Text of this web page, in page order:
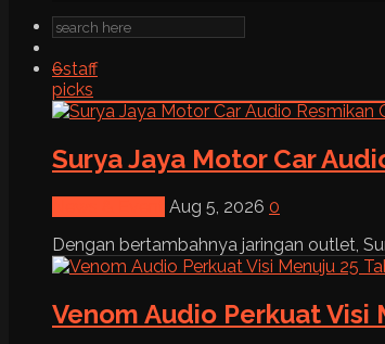
6staff
picks
Surya Jaya Motor Car
Aug 5, 2026 0
Dengan bertambahnya jaringan outlet,
Venom Audio Perkuat